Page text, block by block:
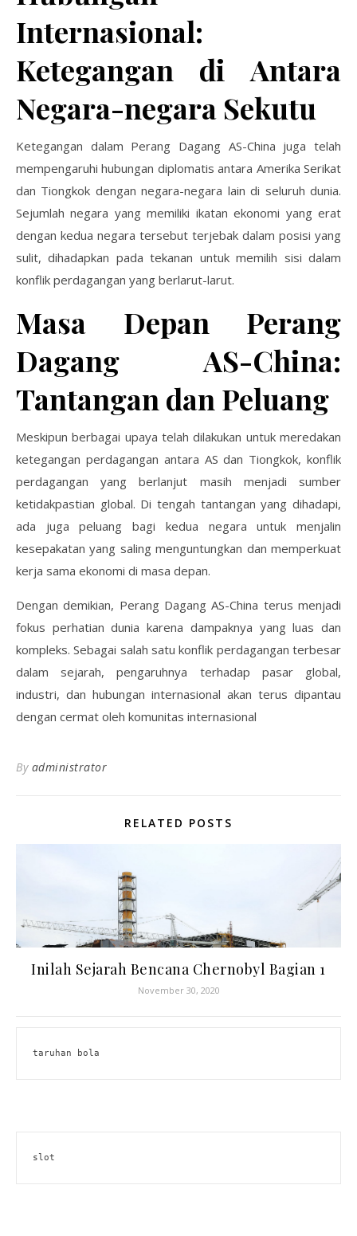
Internasional:
Ketegangan di Antara
Negara-negara Sekutu
Ketegangan dalam Perang Dagang AS-China juga telah
mempengaruhi hubungan diplomatis antara Amerika Serikat
dan Tiongkok dengan negara-negara lain di seluruh dunia.
Sejumlah negara yang memiliki ikatan ekonomi yang erat
dengan kedua negara tersebut terjebak dalam posisi yang
sulit, dihadapkan pada tekanan untuk memilih sisi dalam
konflik perdagangan yang berlarut-larut.
Masa Depan Perang
Dagang AS-China:
Tantangan dan Peluang
Meskipun berbagai upaya telah dilakukan untuk meredakan
ketegangan perdagangan antara AS dan Tiongkok, konflik
perdagangan yang berlanjut masih menjadi sumber
ketidakpastian global. Di tengah tantangan yang dihadapi,
ada juga peluang bagi kedua negara untuk menjalin
kesepakatan yang saling menguntungkan dan memperkuat
kerja sama ekonomi di masa depan.
Dengan demikian, Perang Dagang AS-China terus menjadi
fokus perhatian dunia karena dampaknya yang luas dan
kompleks. Sebagai salah satu konflik perdagangan terbesar
dalam sejarah, pengaruhnya terhadap pasar global,
industri, dan hubungan internasional akan terus dipantau
dengan cermat oleh komunitas internasional
By administrator
RELATED POSTS
Inilah Sejarah Bencana Chernobyl Bagian 1
November 30, 2020
taruhan bola
slot